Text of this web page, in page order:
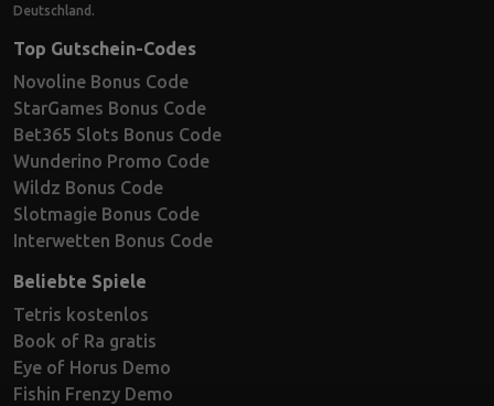
Deutschland.
Top Gutschein-Codes
Novoline Bonus Code
StarGames Bonus Code
Bet365 Slots Bonus Code
Wunderino Promo Code
Wildz Bonus Code
Slotmagie Bonus Code
Interwetten Bonus Code
Beliebte Spiele
Tetris kostenlos
Book of Ra gratis
Eye of Horus Demo
Fishin Frenzy Demo